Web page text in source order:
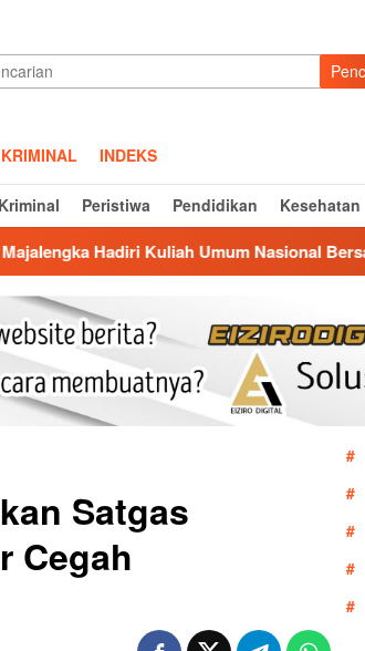
INDEKS
Peristiwa Pendidikan Kesehatan
Umum Nasional Bersama Kepala BNN RI
Satgas
Cegah